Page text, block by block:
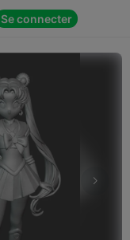
Se connecter
 